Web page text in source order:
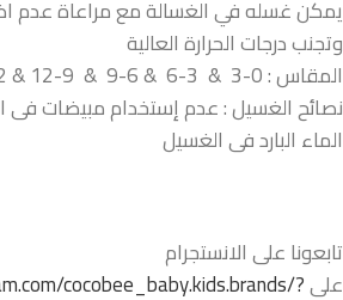
يمكن غسله في الغسالة مع مراعاة عدم
وتجنب درجات الحرارة العالية
المقاس : 0-3 & 3-6 & 6-9 & 9-12 & 12-18 & 18-24
نصائح الغسيل : عدم إستخدام مبيضات فى
الماء البارد فى الغسيل
تابعونا على الانستجرام
علىcocobee_baby.kids.brands/?